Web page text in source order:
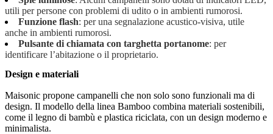
utili per persone con problemi di udito o in ambienti rumorosi.
Funzione flash: per una segnalazione acustico-visiva, utile
anche in ambienti rumorosi.
Pulsante di chiamata con targhetta portanome: per
identificare l’abitazione o il proprietario.
Design e materiali
Maisonic propone campanelli che non solo sono funzionali ma di
design. Il modello della linea Bamboo combina materiali sostenibili,
come il legno di bambù e plastica riciclata, con un design moderno e
minimalista.